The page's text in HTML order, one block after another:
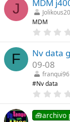
J MDM
MDM
F Nv data
09-08
franqui96
#Nv data
🧰archivo